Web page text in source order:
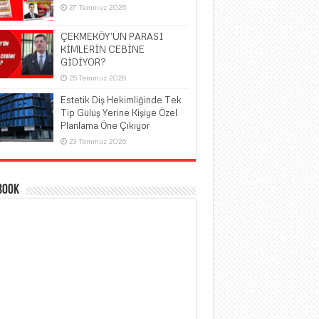
27 Temmuz 2026
ÇEKMEKÖY’ÜN PARASI
KİMLERİN CEBİNE
GİDİYOR?
25 Temmuz 2026
Estetik Diş Hekimliğinde Tek
Tip Gülüş Yerine Kişiye Özel
Planlama Öne Çıkıyor
23 Temmuz 2026